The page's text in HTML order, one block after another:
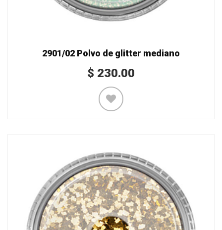
2901/02 Polvo de glitter mediano
$ 230.00